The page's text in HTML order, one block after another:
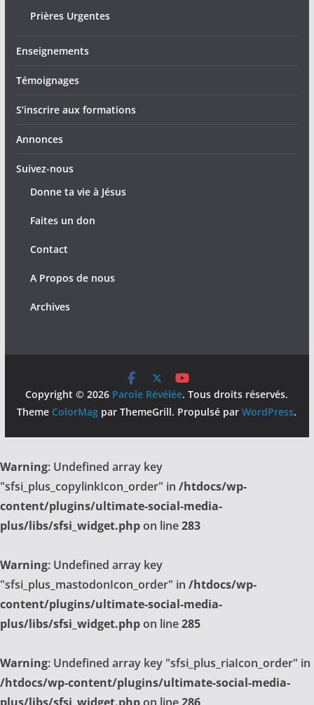
Prières Urgentes
Enseignements
Témoignages
S’inscrire aux formations
Annonces
Suivez-nous
Donne ta vie à Jésus
Faites un don
Contact
A Propos de nous
Archives
Copyright © 2026 Parole Révélée. Tous droits réservés.
Theme ColorMag par ThemeGrill. Propulsé parWordPress.
Warning: Undefined array key
"sfsi_plus_copylinkIcon_order" in /htdocs/wp-
content/plugins/ultimate-social-media-
plus/libs/sfsi_widget.phpon line283
Warning: Undefined array key
"sfsi_plus_mastodonIcon_order" in /htdocs/wp-
content/plugins/ultimate-social-media-
plus/libs/sfsi_widget.phpon line285
Warning: Undefined array key "sfsi_plus_riaIcon_order" in
/htdocs/wp-content/plugins/ultimate-social-media-
plus/libs/sfsi_widget.phpon line286